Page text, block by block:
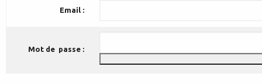
Email :
Mot de passe :